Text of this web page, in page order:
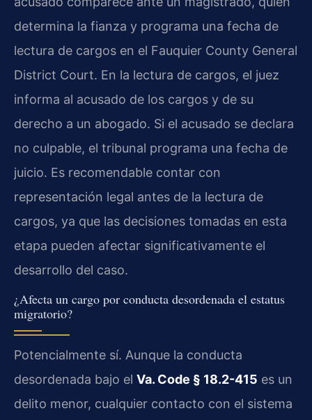
determina la fianza y programa una fecha de
lectura de cargos en el Fauquier County General
District Court. En la lectura de cargos, el juez
informa al acusado de los cargos y de su
derecho a un abogado. Si el acusado se declara
no culpable, el tribunal programa una fecha de
juicio. Es recomendable contar con
representación legal antes de la lectura de
cargos, ya que las decisiones tomadas en esta
etapa pueden afectar significativamente el
desarrollo del caso.
¿Afecta un cargo por conducta desordenada el estatus
migratorio?
Potencialmente sí. Aunque la conducta
desordenada bajo el Va. Code § 18.2-415 es un
delito menor, cualquier contacto con el sistema